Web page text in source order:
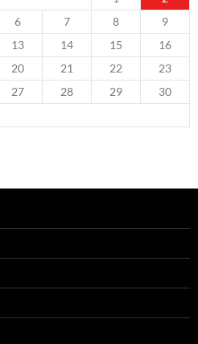
6 7 8
9
13 14 15
16
20 21 22
23
27 28 29
30